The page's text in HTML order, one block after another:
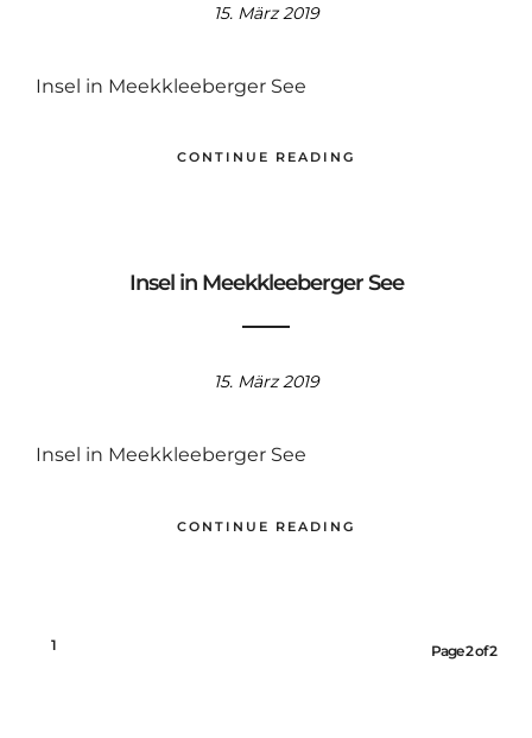
15. März 2019
Insel in Meekkleeberger See
CONTINUE READING
Insel in Meekkleeberger See
15. März 2019
Insel in Meekkleeberger See
CONTINUE READING
1 Page 2 of 2